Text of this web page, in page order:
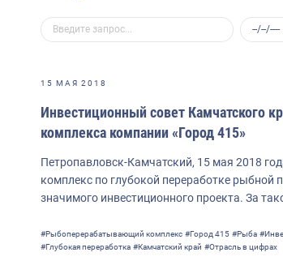
15 МАЯ 2018
Инвестиционный совет Камчатского
комплекса компании «Город 415»
Петропавловск-Камчатский, 15 мая 2018
комплекс по глубокой переработке рыбной
значимого инвестиционного проекта. За
#Рыбоперерабатывающий комплекс #Город 415 #Рыба
#Глубокая переработка #Камчатский край #Отрасль в цифрах